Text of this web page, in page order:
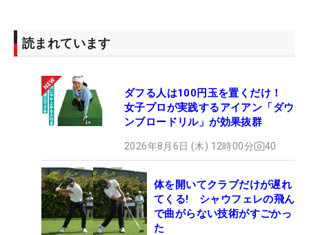
読まれています
ダフる人は100円玉を置くだけ！
女子プロが実践するアイアン「ダウ
ンブロードリル」が効果抜群
2026年8月6日 (木) 12時00分 40
体を開いてクラブだけが遅れ
てくる! シャウフェレの飛ん
で曲がらない技術がすごかっ
た